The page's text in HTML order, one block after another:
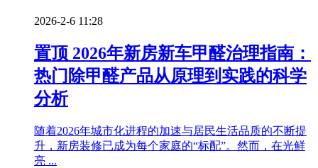
2026-2-6 11:28
置顶 2026年新房新车甲醛治理指南：
热门除甲醛产品从原理到实践的科学
分析
随着2026年城市化进程的加速与居民生活品质的不断提
升，新房装修已成为每个家庭的“标配”。然而，在光鲜
亮 ...